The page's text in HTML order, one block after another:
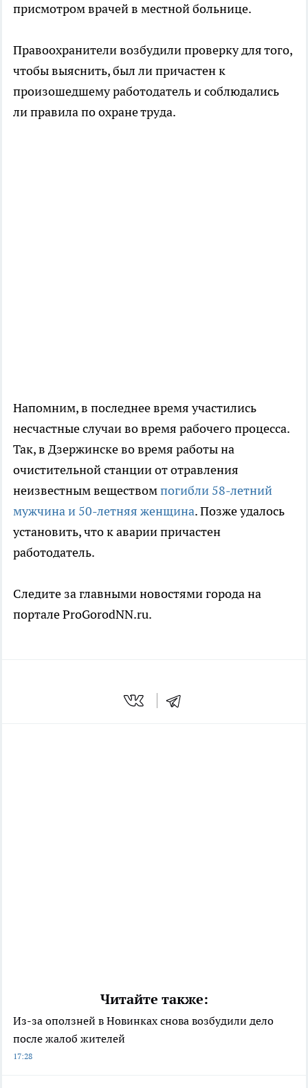
присмотром врачей в местной больнице.
Правоохранители возбудили проверку для того,
чтобы выяснить, был ли причастен к
произошедшему работодатель и соблюдались
ли правила по охране труда.
Напомним, в последнее время участились
несчастные случаи во время рабочего процесса.
Так, в Дзержинске во время работы на
очистительной станции от отравления
неизвестным веществомпогибли 58-летний
мужчина и 50-летняя женщина. Позже удалось
установить, что к аварии причастен
работодатель.
Следите за главными новостями города на
портале ProGorodNN.ru.
Читайте также:
Из-за оползней в Новинках снова возбудили дело
после жалоб жителей
17:28